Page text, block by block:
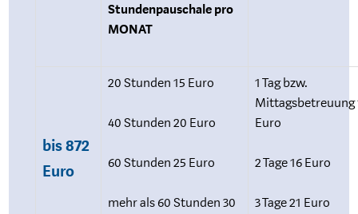
Stundenpauschale pro
MONAT
bis 872
Euro
20 Stunden 15 Euro
40 Stunden 20 Euro
60 Stunden 25 Euro
mehr als 60 Stunden 30
1 Tag bzw.
Mittagsbetreuung
Euro
2 Tage 16 Euro
3 Tage 21 Euro